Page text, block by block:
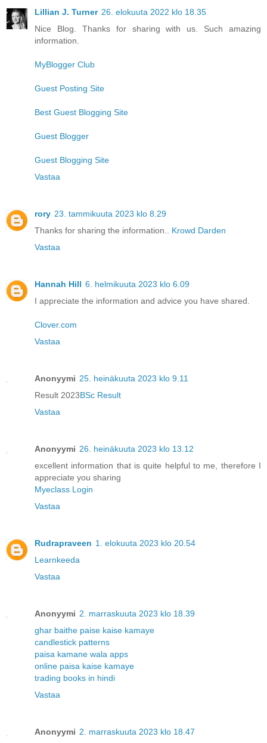
Lillian J. Turner 26. elokuuta 2022 klo 18.35
Nice Blog. Thanks for sharing with us. Such amazing
information.
MyBlogger Club
Guest Posting Site
Best Guest Blogging Site
Guest Blogger
Guest Blogging Site
Vastaa
rory 23. tammikuuta 2023 klo 8.29
Thanks for sharing the information.. Krowd Darden
Vastaa
Hannah Hill 6. helmikuuta 2023 klo 6.09
I appreciate the information and advice you have shared.
Clover.com
Vastaa
Anonyymi 25. heinäkuuta 2023 klo 9.11
Result 2023BSc Result
Vastaa
Anonyymi 26. heinäkuuta 2023 klo 13.12
excellent information that is quite helpful to me, therefore I
appreciate you sharing
Myeclass Login
Vastaa
Rudrapraveen 1. elokuuta 2023 klo 20.54
Learnkeeda
Vastaa
Anonyymi 2. marraskuuta 2023 klo 18.39
ghar baithe paise kaise kamaye
candlestick patterns
paisa kamane wala apps
online paisa kaise kamaye
trading books in hindi
Vastaa
Anonyymi 2. marraskuuta 2023 klo 18.47